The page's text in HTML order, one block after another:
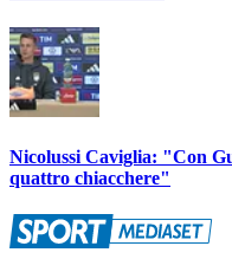
Nicolussi Caviglia: "Con
quattro chiacchere"